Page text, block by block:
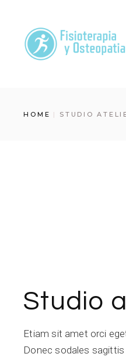
content
HOME STUDIO
Studio
Etiam sit amet orci
Donec sodales